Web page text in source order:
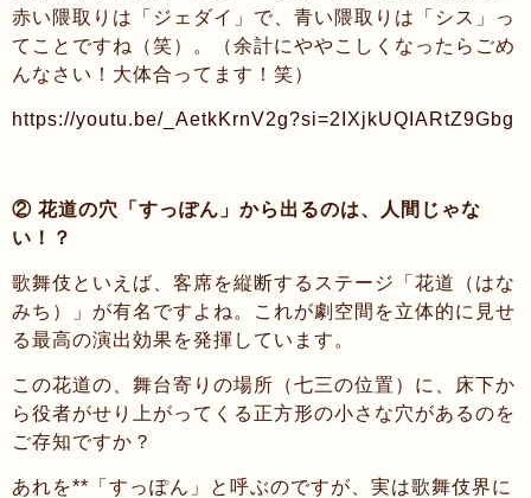
赤い隈取りは「ジェダイ」で、青い隈取りは「シス」っ
てことですね（笑）。（余計にややこしくなったらごめ
んなさい！大体合ってます！笑）
https://youtu.be/_AetkKrnV2g?si=2IXjkUQIARtZ9Gbg
② 花道の穴「すっぽん」から出るのは、人間じゃな
い！？
歌舞伎といえば、客席を縦断するステージ「花道（はな
みち）」が有名ですよね。これが劇空間を立体的に見せ
る最高の演出効果を発揮しています。
この花道の、舞台寄りの場所（七三の位置）に、床下か
ら役者がせり上がってくる正方形の小さな穴があるのを
ご存知ですか？
あれを**「すっぽん」と呼ぶのですが、実は歌舞伎界に